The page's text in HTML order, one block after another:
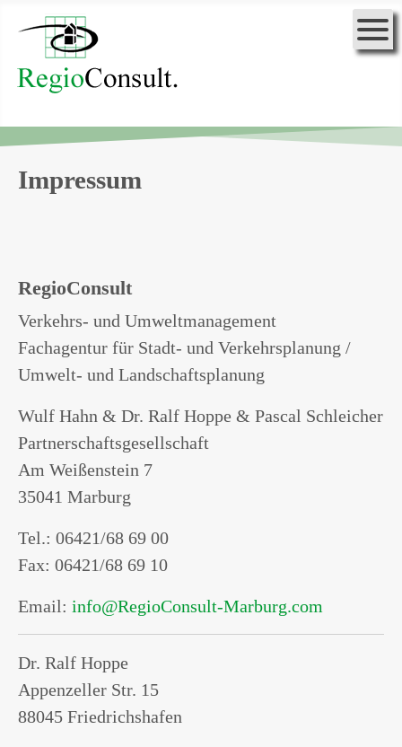
Impressum
RegioConsult
Verkehrs- und Umweltmanagement
Fachagentur für Stadt- und Verkehrsplanung /
Umwelt- und Landschaftsplanung
Wulf Hahn & Dr. Ralf Hoppe & Pascal Schleicher
Partnerschaftsgesellschaft
Am Weißenstein 7
35041 Marburg
Tel.: 06421/68 69 00
Fax: 06421/68 69 10
Email: info@RegioConsult-Marburg.com
Dr. Ralf Hoppe
Appenzeller Str. 15
88045 Friedrichshafen